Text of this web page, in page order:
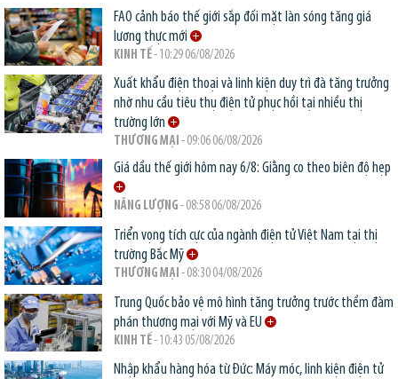
FAO cảnh báo thế giới sắp đối mặt làn sóng tăng giá
lương thực mới
KINH TẾ- 10:29 06/08/2026
Xuất khẩu điện thoại và linh kiện duy trì đà tăng trưởng
nhờ nhu cầu tiêu thụ điện tử phục hồi tại nhiều thị
trường lớn
THƯƠNG MẠI - 09:06 06/08/2026
Giá dầu thế giới hôm nay 6/8: Giằng co theo biên độ hẹp
NĂNG LƯỢNG - 08:58 06/08/2026
Triển vọng tích cực của ngành điện tử Việt Nam tại thị
trường Bắc Mỹ
THƯƠNG MẠI - 08:30 04/08/2026
Trung Quốc bảo vệ mô hình tăng trưởng trước thềm đàm
phán thương mại với Mỹ và EU
KINH TẾ- 10:43 05/08/2026
Nhập khẩu hàng hóa từ Đức: Máy móc, linh kiện điện tử